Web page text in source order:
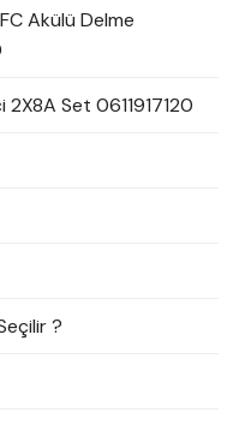
Akülü Delme
2X8A Set 0611917120
?